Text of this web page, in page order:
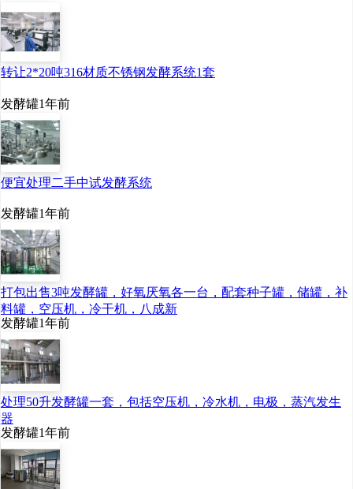
转让2*20吨316材质不锈钢发酵系统1套
发酵罐1年前
便宜处理二手中试发酵系统
发酵罐1年前
打包出售3吨发酵罐，好氧厌氧各一台，配套种子罐，储罐，补
料罐，空压机，冷干机，八成新
发酵罐1年前
处理50升发酵罐一套，包括空压机，冷水机，电极，蒸汽发生
器
发酵罐1年前